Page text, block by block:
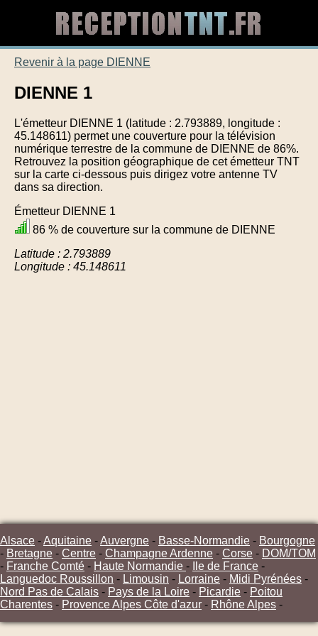
Revenir à la page DIENNE
DIENNE 1
L'émetteur DIENNE 1 (latitude : 2.793889, longitude :
45.148611) permet une couverture pour la télévision
numérique terrestre de la commune de DIENNE de 86%.
Retrouvez la position géographique de cet émetteur TNT
sur la carte ci-dessous puis dirigez votre antenne TV
dans sa direction.
Émetteur DIENNE 1
86 % de couverture sur la commune de DIENNE
Latitude : 2.793889
Longitude : 45.148611
Alsace -Aquitaine -Auvergne - Basse-Normandie - Bourgogne
- Bretagne - Centre - Champagne Ardenne - Corse - DOM/TOM
- Franche Comté - Haute Normandie - Ile de France -
Languedoc Roussillon - Limousin - Lorraine - Midi Pyrénées -
Nord Pas de Calais - Pays de la Loire - Picardie - Poitou
Charentes - Provence Alpes Côte d'azur - Rhône Alpes -